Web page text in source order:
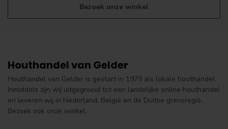
Bezoek onze winkel
Houthandel van Gelder
Houthandel van Gelder is gestart in 1979 als lokale houthandel.
Inmiddels zijn wij uitgegroeid tot een landelijke online houthandel
en leveren wij in Nederland, België en de Duitse grensregio.
Bezoek ook onze winkel.